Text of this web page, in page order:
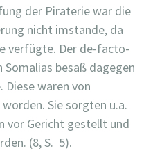
der Piraterie war die
nicht imstande, da
verfügte. Der de-facto-
besaß dagegen
waren von
Sie sorgten u.a.
vor Gericht gestellt und
(8, S. 5).